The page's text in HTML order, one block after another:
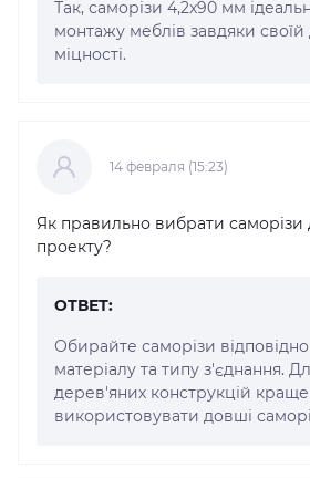
Так, саморізи 4,2x90 мм
монтажу меблів завдяки своїй
міцності.
14 февраля (15:23)
Як правильно вибрати саморізи
проекту?
ОТВЕТ:
Обирайте саморізи
матеріалу та типу з'єднання.
дерев'яних конструкцій краще
використовувати довші